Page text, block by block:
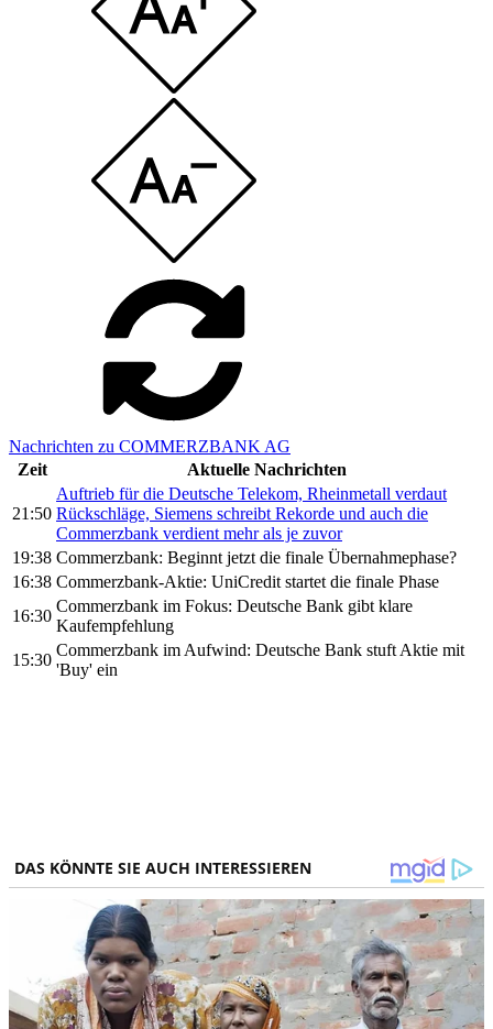
Nachrichten zu COMMERZBANK AG
Zeit
Aktuelle Nachrichten
21:50
Auftrieb für die Deutsche Telekom, Rheinmetall verdaut
Rückschläge, Siemens schreibt Rekorde und auch die
Commerzbank verdient mehr als je zuvor
19:38 Commerzbank: Beginnt jetzt die finale Übernahmephase?
16:38 Commerzbank-Aktie: UniCredit startet die finale Phase
16:30
Commerzbank im Fokus: Deutsche Bank gibt klare
Kaufempfehlung
15:30
Commerzbank im Aufwind: Deutsche Bank stuft Aktie mit
'Buy' ein